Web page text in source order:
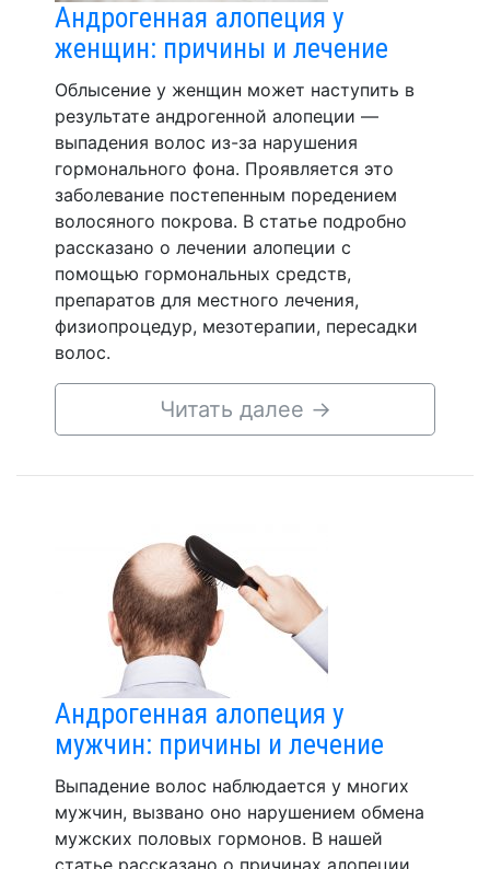
Андрогенная алопеция у
женщин: причины и лечение
Облысение у женщин может наступить в
результате андрогенной алопеции —
выпадения волос из-за нарушения
гормонального фона. Проявляется это
заболевание постепенным поредением
волосяного покрова. В статье подробно
рассказано о лечении алопеции с
помощью гормональных средств,
препаратов для местного лечения,
физиопроцедур, мезотерапии, пересадки
волос.
Читать далее →
Андрогенная алопеция у
мужчин: причины и лечение
Выпадение волос наблюдается у многих
мужчин, вызвано оно нарушением обмена
мужских половых гормонов. В нашей
статье рассказано о причинах алопеции,